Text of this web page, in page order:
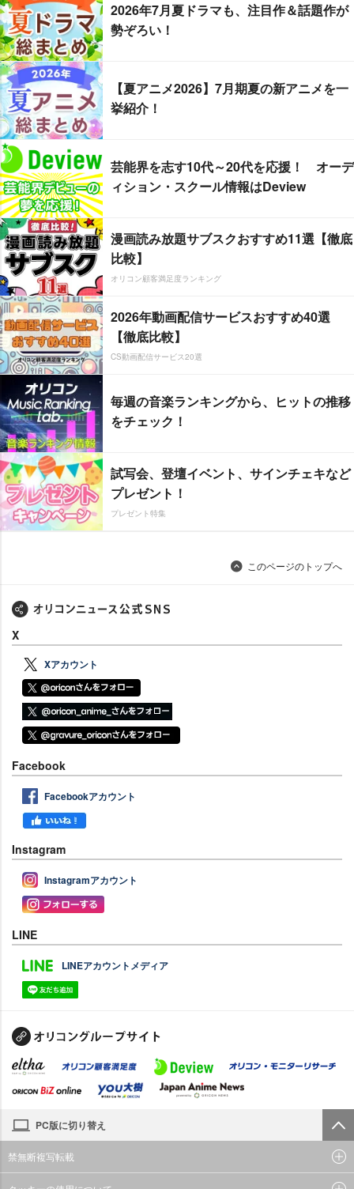
2026年7月夏ドラマも、注目作＆話題作が
勢ぞろい！
【夏アニメ2026】7月期夏の新アニメを一
挙紹介！
芸能界を志す10代～20代を応援！ オーデ
ィション・スクール情報はDeview
漫画読み放題サブスクおすすめ11選【徹底
比較】
オリコン顧客満足度ランキング
2026年動画配信サービスおすすめ40選
【徹底比較】
CS動画配信サービス20選
毎週の音楽ランキングから、ヒットの推移
をチェック！
試写会、登壇イベント、サインチェキなど
プレゼント！
プレゼント特集
このページのトップへ
X
Xアカウント
Facebook
Facebookアカウント
Instagram
Instagramアカウント
LINE
LINEアカウントメディア
PC版に切り替え
禁無断複写転載